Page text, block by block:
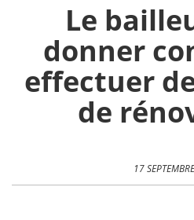
Le
donner
effectuer
de
17